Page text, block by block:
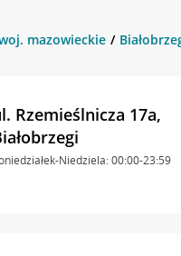
mazowieckie
Rzemieślnicza 17a,
Niedziela: 00:00-23:59